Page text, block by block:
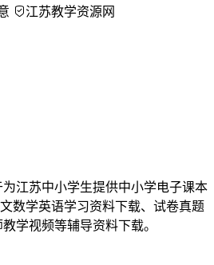
江苏教学资源网
江苏中小学生提供中小学电子课本
数学英语学习资料下载、试卷真题
学视频等辅导资料下载。